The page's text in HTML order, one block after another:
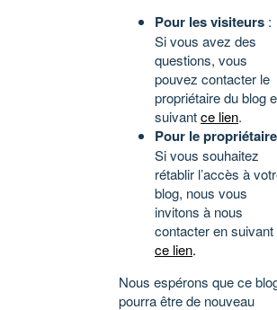
Pour les visiteurs :
Si vous avez des
questions, vous
pouvez contacter le
propriétaire du blog
suivantce lien.
Pour le propriétaire
Si vous souhaitez
rétablir l’accès à
blog, nous vous
invitons à nous
contacter en suivant
ce lien.
Nous espérons que ce
pourra être de nouveau